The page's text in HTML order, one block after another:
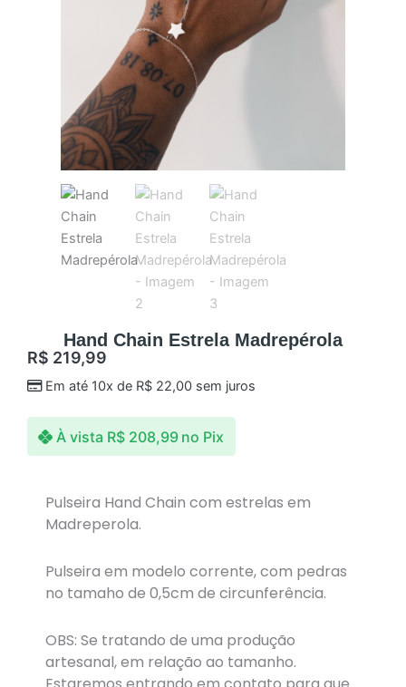
Hand Chain Estrela Madrepérola
R$ 219,99
Em até 10x de R$22,00sem juros
À vista R$208,99 no Pix
Pulseira Hand Chain com estrelas em
Madreperola.
Pulseira em modelo corrente, com pedras
no tamaho de 0,5cm de circunferência.
OBS: Se tratando de uma produção
artesanal, em relação ao tamanho.